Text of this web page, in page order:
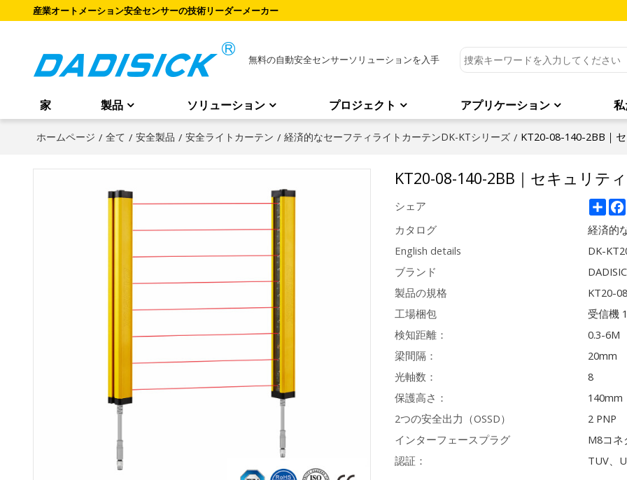
産業オートメーション安全センサーの技術リーダーメーカー
無料の自動安全センサーソリューションを入手
家 製品 ソリューション プロジェクト アプリケーション
ホームページ / 全て / 安全製品 / 安全ライトカーテン / 経済的なセーフティライトカーテンDK-KTシリーズ / KT20-08-140-2BB｜
KT20-08-140-2BB｜セキュリテ
シェア
カタログ
経済的
English details
DK-
ブランド
製品の規格
KT20-
工場梱包
受信機
検知距離：
0.3-6M
梁間隔：
20mm
光軸数：
8
保護高さ：
140mm
2つの安全出力（OSSD）
2 PNP
インターフェースプラグ
M8コネ
認証：
TUV、